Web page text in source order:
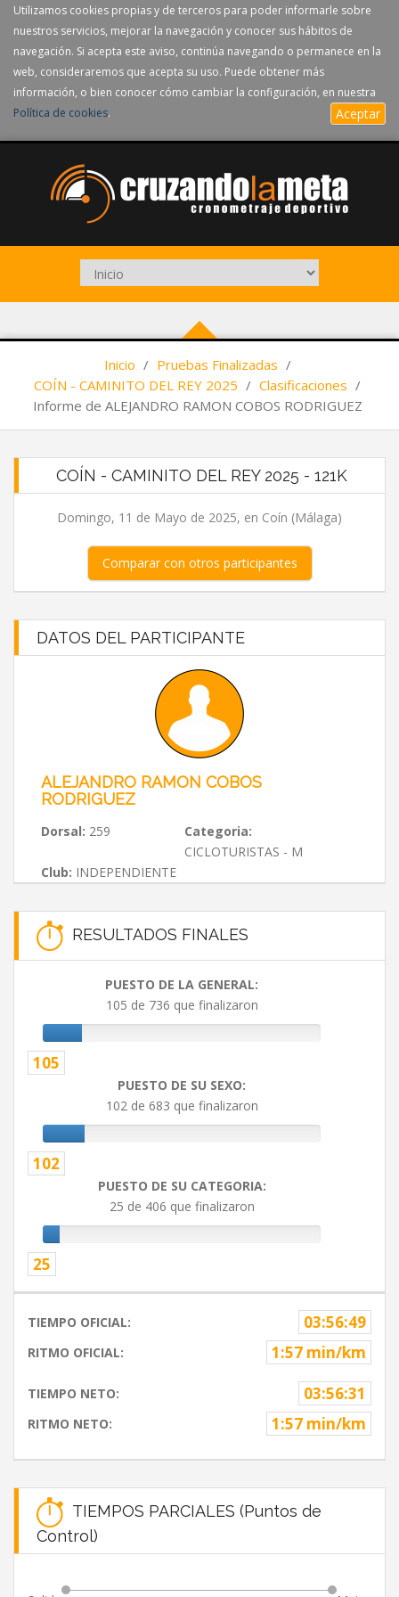
Utilizamos cookies propias y de terceros para poder informarle sobre
nuestros servicios, mejorar la navegación y conocer sus hábitos de
navegación. Si acepta este aviso, continúa navegando o permanece en la
web, consideraremos que acepta su uso. Puede obtener más
información, o bien conocer cómo cambiar la configuración, en nuestra
Política de cookies. Aceptar
Inicio / Pruebas Finalizadas /
COÍN - CAMINITO DEL REY 2025 / Clasificaciones /
Informe de ALEJANDRO RAMON COBOS RODRIGUEZ
COÍN - CAMINITO DEL REY 2025 - 121K
Domingo, 11 de Mayo de 2025, en Coín (Málaga)
Comparar con otros participantes
DATOS DEL PARTICIPANTE
ALEJANDRO RAMON COBOS
RODRIGUEZ
Dorsal: 259
Categoria:
CICLOTURISTAS - M
Club: INDEPENDIENTE
RESULTADOS FINALES
PUESTO DE LA GENERAL:
105 de 736 que finalizaron
105
PUESTO DE SU SEXO:
102 de 683 que finalizaron
102
PUESTO DE SU CATEGORIA:
25 de 406 que finalizaron
25
TIEMPO OFICIAL: 03:56:49
RITMO OFICIAL: 1:57 min/km
TIEMPO NETO: 03:56:31
RITMO NETO: 1:57 min/km
TIEMPOS PARCIALES (Puntos de
Control)